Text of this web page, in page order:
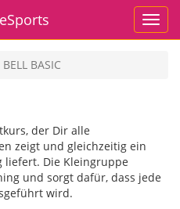
BELL BASIC
der Dir alle
zeigt und gleichzeitig ein
liefert. Die Kleingruppe
und sorgt dafür, dass jede
wird.